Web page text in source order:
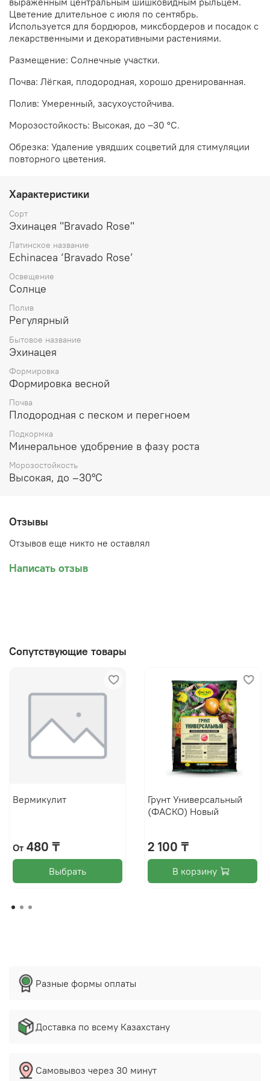
Цветение длительное с июля по сентябрь.
Используется для бордюров, миксбордеров и посадок с
лекарственными и декоративными растениями.
Размещение: Солнечные участки.
Почва: Лёгкая, плодородная, хорошо дренированная.
Полив: Умеренный, засухоустойчива.
Морозостойкость: Высокая, до –30 °C.
Обрезка: Удаление увядших соцветий для стимуляции
повторного цветения.
Характеристики
Сорт
Эхинацея "Bravado Rose"
Латинское название
Echinacea ‘Bravado Rose’
Освещение
Солнце
Полив
Регулярный
Бытовое название
Эхинацея
Формировка
Формировка весной
Почва
Плодородная с песком и перегноем
Подкормка
Минеральное удобрение в фазу роста
Морозостойкость
Высокая, до –30°C
Отзывы
Отзывов еще никто не оставлял
Написать отзыв
Сопутствующие товары
Вермикулит
От480 ₸
Выбрать
Грунт Универсальный
(ФАСКО) Новый
2 100 ₸
В корзину
Разные формы оплаты
Доставка по всему Казахстану
Самовывоз через 30 минут